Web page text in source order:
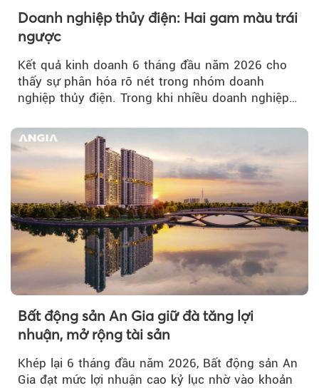
Doanh nghiệp thủy điện: Hai gam màu trái
ngược
Kết quả kinh doanh 6 tháng đầu năm 2026 cho
thấy sự phân hóa rõ nét trong nhóm doanh
nghiệp thủy điện. Trong khi nhiều doanh nghiệp
Bất động sản An Gia giữ đà tăng lợi
nhuận, mở rộng tài sản
Khép lại 6 tháng đầu năm 2026, Bất động sản An
Gia đạt mức lợi nhuận cao kỷ lục nhờ vào khoản